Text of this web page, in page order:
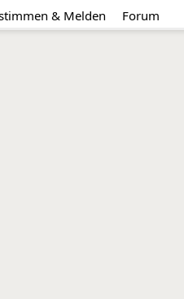
& Melden Forum